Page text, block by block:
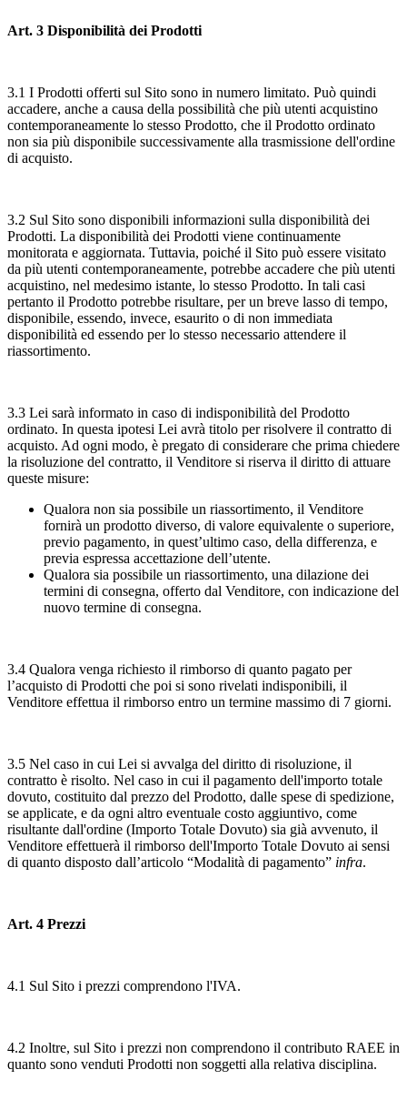
Art. 3 Disponibilità dei Prodotti
3.1 I Prodotti offerti sul Sito sono in numero limitato. Può quindi
accadere, anche a causa della possibilità che più utenti acquistino
contemporaneamente lo stesso Prodotto, che il Prodotto ordinato
non sia più disponibile successivamente alla trasmissione dell'ordine
di acquisto.
3.2 Sul Sito sono disponibili informazioni sulla disponibilità dei
Prodotti. La disponibilità dei Prodotti viene continuamente
monitorata e aggiornata. Tuttavia, poiché il Sito può essere visitato
da più utenti contemporaneamente, potrebbe accadere che più utenti
acquistino, nel medesimo istante, lo stesso Prodotto. In tali casi
pertanto il Prodotto potrebbe risultare, per un breve lasso di tempo,
disponibile, essendo, invece, esaurito o di non immediata
disponibilità ed essendo per lo stesso necessario attendere il
riassortimento.
3.3 Lei sarà informato in caso di indisponibilità del Prodotto
ordinato. In questa ipotesi Lei avrà titolo per risolvere il contratto di
acquisto. Ad ogni modo, è pregato di considerare che prima chiedere
la risoluzione del contratto, il Venditore si riserva il diritto di attuare
queste misure:
Qualora non sia possibile un riassortimento, il Venditore
fornirà un prodotto diverso, di valore equivalente o superiore,
previo pagamento, in quest’ultimo caso, della differenza, e
previa espressa accettazione dell’utente.
Qualora sia possibile un riassortimento, una dilazione dei
termini di consegna, offerto dal Venditore, con indicazione del
nuovo termine di consegna.
3.4 Qualora venga richiesto il rimborso di quanto pagato per
l’acquisto di Prodotti che poi si sono rivelati indisponibili, il
Venditore effettua il rimborso entro un termine massimo di 7 giorni.
3.5 Nel caso in cui Lei si avvalga del diritto di risoluzione, il
contratto è risolto. Nel caso in cui il pagamento dell'importo totale
dovuto, costituito dal prezzo del Prodotto, dalle spese di spedizione,
se applicate, e da ogni altro eventuale costo aggiuntivo, come
risultante dall'ordine (Importo Totale Dovuto) sia già avvenuto, il
Venditore effettuerà il rimborso dell'Importo Totale Dovuto ai sensi
di quanto disposto dall’articolo “Modalità di pagamento” infra.
Art. 4 Prezzi
4.1 Sul Sito i prezzi comprendono l'IVA.
4.2 Inoltre, sul Sito i prezzi non comprendono il contributo RAEE in
quanto sono venduti Prodotti non soggetti alla relativa disciplina.